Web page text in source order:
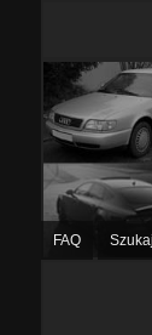
FAQ Szukaj